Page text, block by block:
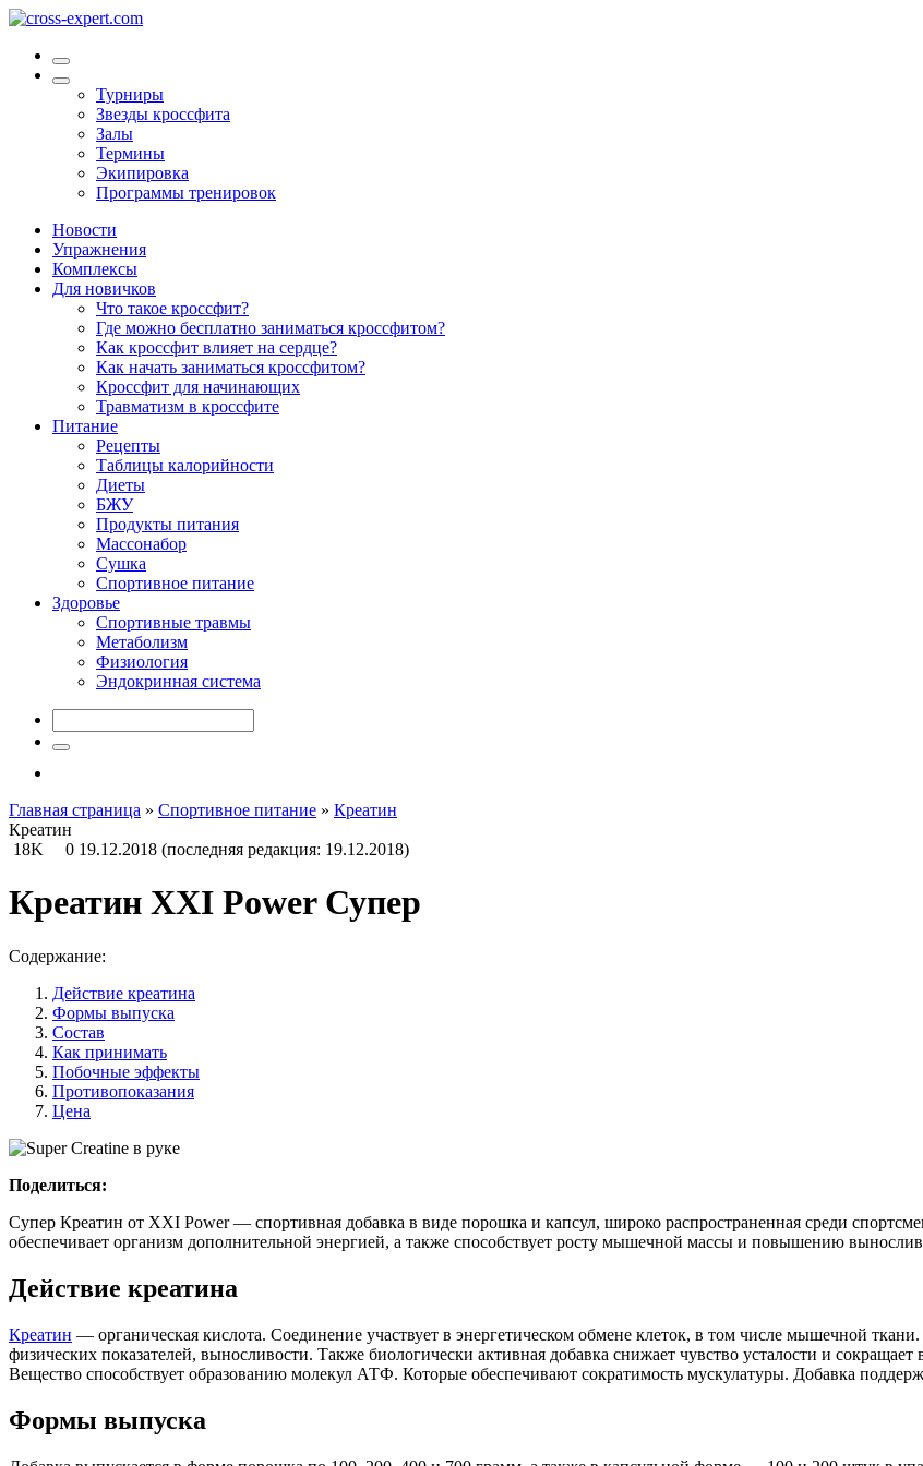
Турниры
Звезды кроссфита
Залы
Термины
Экипировка
Программы тренировок
Новости
Упражнения
Комплексы
Для новичков
Что такое кроссфит?
Где можно бесплатно заниматься кроссфитом?
Как кроссфит влияет на сердце?
Как начать заниматься кроссфитом?
Кроссфит для начинающих
Травматизм в кроссфите
Питание
Рецепты
Таблицы калорийности
Диеты
БЖУ
Продукты питания
Массонабор
Сушка
Спортивное питание
Здоровье
Спортивные травмы
Метаболизм
Физиология
Эндокринная система
Главная страница » Спортивное питание » Креатин
Креатин
18K
0 19.12.2018 (последняя редакция: 19.12.2018)
Креатин XXI Power Супер
Содержание:
Действие креатина
Формы выпуска
Состав
Как принимать
Побочные эффекты
Противопоказания
Цена
Поделиться:
Супер Креатин от XXI Power — спортивная добавка в виде порошка и капсул, широко распространенная среди
обеспечивает организм дополнительной энергией, а также способствует росту мышечной массы и повышению
Действие креатина
Креатин — органическая кислота. Соединение участвует в энергетическом обмене клеток, в том числе мышечной
физических показателей, выносливости. Также биологически активная добавка снижает чувство усталости и
Вещество способствует образованию молекул АТФ. Которые обеспечивают сократимость мускулатуры. Добавка
Формы выпуска